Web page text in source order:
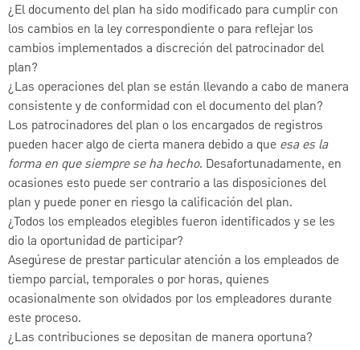
¿El documento del plan ha sido modificado para cumplir con
los cambios en la ley correspondiente o para reflejar los
cambios implementados a discreción del patrocinador del
plan?
¿Las operaciones del plan se están llevando a cabo de manera
consistente y de conformidad con el documento del plan?
Los patrocinadores del plan o los encargados de registros
pueden hacer algo de cierta manera debido a que esa es la
forma en que siempre se ha hecho. Desafortunadamente, en
ocasiones esto puede ser contrario a las disposiciones del
plan y puede poner en riesgo la calificación del plan.
¿Todos los empleados elegibles fueron identificados y se les
dio la oportunidad de participar?
Asegúrese de prestar particular atención a los empleados de
tiempo parcial, temporales o por horas, quienes
ocasionalmente son olvidados por los empleadores durante
este proceso.
¿Las contribuciones se depositan de manera oportuna?